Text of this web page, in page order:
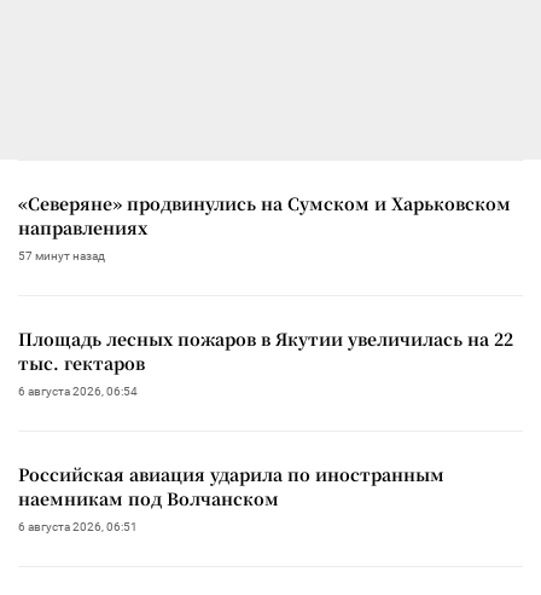
«Северяне» продвинулись на Сумском и Харьковском
направлениях
57 минут назад
Площадь лесных пожаров в Якутии увеличилась на 22
тыс. гектаров
6 августа 2026, 06:54
Российская авиация ударила по иностранным
наемникам под Волчанском
6 августа 2026, 06:51